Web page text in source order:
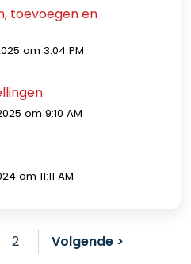
toevoegen en
om 3:04 PM
om 9:10 AM
om 11:11 AM
2 Volgende >